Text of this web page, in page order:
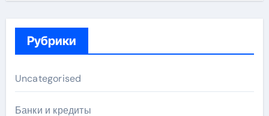
Рубрики
Uncategorised
Банки и кредиты